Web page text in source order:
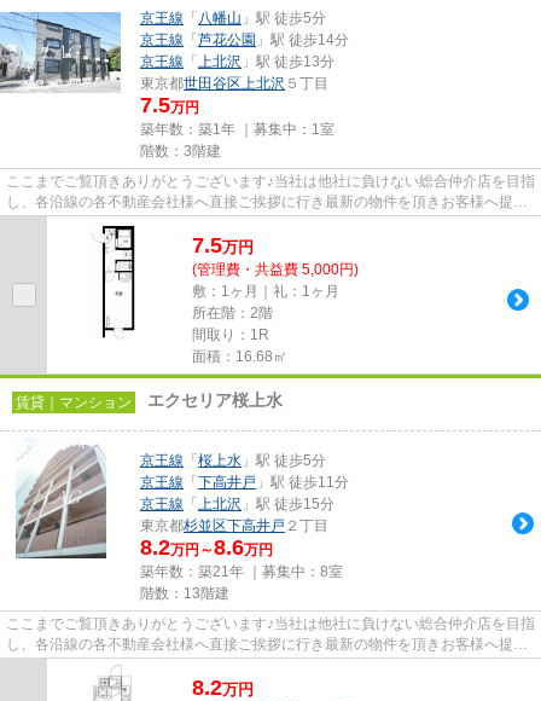
京王線 「 八幡山 」駅 徒歩5分
京王線 「 芦花公園 」駅 徒歩14分
京王線 「 上北沢 」駅 徒歩13分
東京都世田谷区上北沢 ５丁目
7.5万円
築年数：築1年 ｜募集中： 1室
階数：3階建
ここまでご覧頂きありがとうございます♪当社は他社に負けない総合仲介店を目指
し、各沿線の各不動産会社様へ直接ご挨拶に行き最新の物件を頂きお客様へ提供
しております！最新の情報は...
7.5万円
(管理費・共益費 5,000円)
敷：1ヶ月｜礼：1ヶ月
所在階：2階
間取り：1R
面積：16.68㎡
賃貸｜マンション エクセリア桜上水
京王線 「 桜上水 」駅 徒歩5分
京王線 「 下高井戸 」駅 徒歩11分
京王線 「 上北沢 」駅 徒歩15分
東京都杉並区下高井戸 ２丁目
8.2万円～8.6万円
築年数：築21年 ｜募集中： 8室
階数：13階建
ここまでご覧頂きありがとうございます♪当社は他社に負けない総合仲介店を目指
し、各沿線の各不動産会社様へ直接ご挨拶に行き最新の物件を頂きお客様へ提供
しております！最新の情報は...
8.2万円